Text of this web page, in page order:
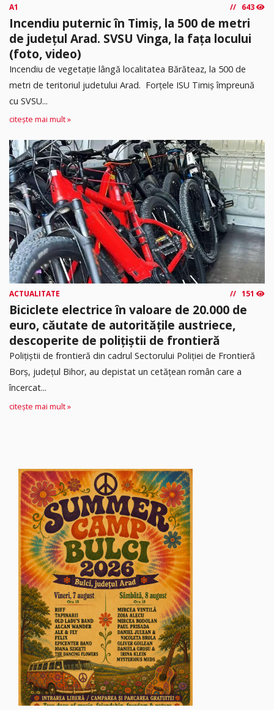
A1 643
Incendiu puternic în Timiș, la 500 de metri
de județul Arad. SVSU Vinga, la fața locului
(foto, video)
Incendiu de vegetație lângă localitatea Bărăteaz, la 500 de
metri de teritoriul judetului Arad. Forțele ISU Timiș împreună
cu SVSU...
citește mai mult »
ACTUALITATE 151
Biciclete electrice în valoare de 20.000 de
euro, căutate de autoritățile austriece,
descoperite de polițiștii de frontieră
Poliţiştii de frontieră din cadrul Sectorului Poliției de Frontieră
Borș, județul Bihor, au depistat un cetățean român care a
încercat...
citește mai mult »